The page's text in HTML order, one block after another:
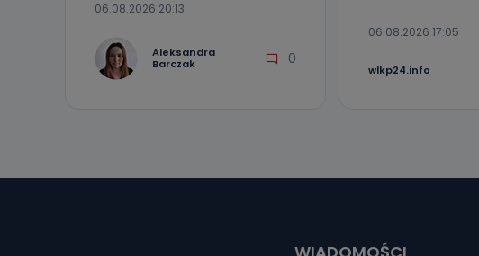
06.08.2026 20:13
Aleksandra
Barczak
0
06.08.2026 17:05
wlkp24.info